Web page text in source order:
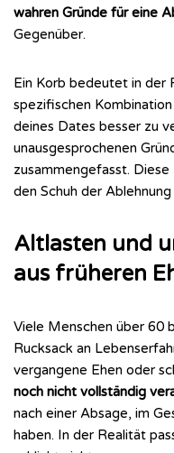
wahren Gründe für eine
Gegenüber.
Ein Korb bedeutet in der
spezifischen
deines Dates besser zu
unausgesprochenen
zusammengefasst.
den Schuh der
Altlasten und
aus früheren
Viele Menschen über 60
Rucksack an
vergangene Ehen oder
noch nicht vollständig
nach einer Absage, im
haben. In der Realität